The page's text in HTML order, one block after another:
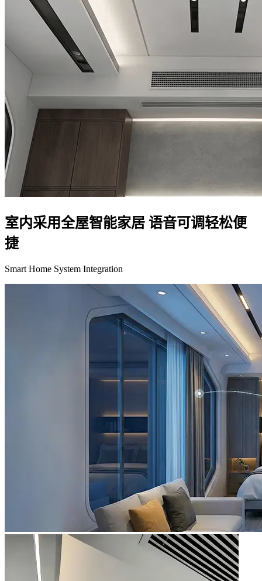
室内采用全屋智能家居 语音可调轻松便
捷
Smart Home System Integration